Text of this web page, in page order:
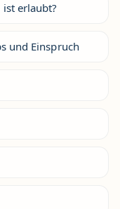
erlaubt?
und Einspruch